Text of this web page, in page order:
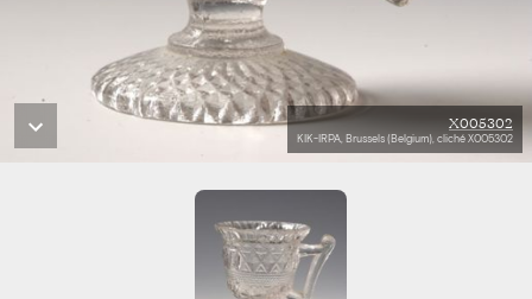
X005302
KIK-IRPA, Brussels (Belgium), cliché X005302